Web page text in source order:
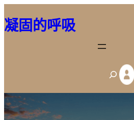
至
容
凝固的呼吸
S
e